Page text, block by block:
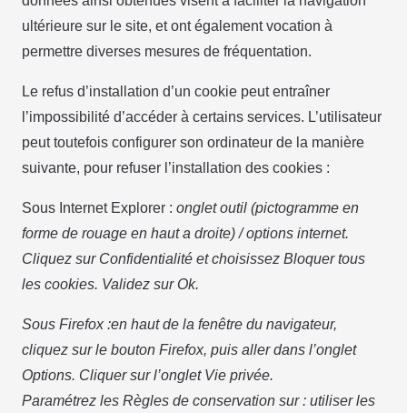
ultérieure sur le site, et ont également vocation à
permettre diverses mesures de fréquentation.
Le refus d’installation d’un cookie peut entraîner
l’impossibilité d’accéder à certains services. L’utilisateur
peut toutefois configurer son ordinateur de la manière
suivante, pour refuser l’installation des cookies :
Sous Internet Explorer : onglet outil (pictogramme en
forme de rouage en haut a droite) / options internet.
Cliquez sur Confidentialité et choisissez Bloquer tous
les cookies. Validez sur Ok.
Sous Firefox :en haut de la fenêtre du navigateur,
cliquez sur le bouton Firefox, puis aller dans l’onglet
Options. Cliquer sur l’onglet Vie privée.
Paramétrez les Règles de conservation sur : utiliser les